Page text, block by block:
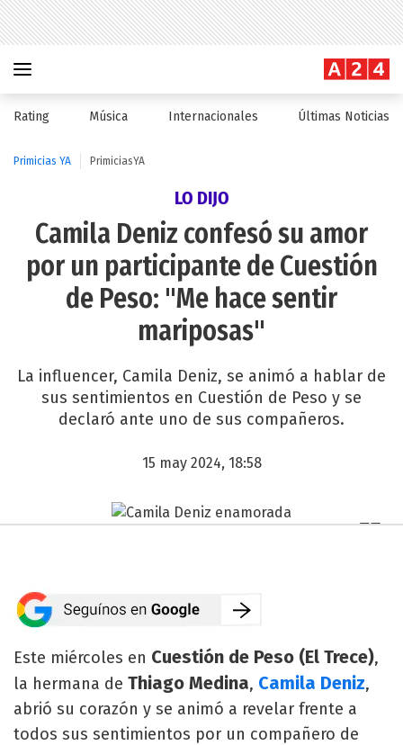
Rating Música Internacionales Últimas Noticias
Primicias YA PrimiciasYA
LO DIJO
Camila Deniz confesó su amor
por un participante de Cuestión
de Peso: "Me hace sentir
mariposas"
La influencer, Camila Deniz, se animó a hablar de
sus sentimientos en Cuestión de Peso y se
declaró ante uno de sus compañeros.
15 may 2024, 18:58
Este miércoles en Cuestión de Peso (El Trece),
la hermana de Thiago Medina, Camila Deniz,
abrió su corazón y se animó a revelar frente a
todos sus sentimientos por un compañero de